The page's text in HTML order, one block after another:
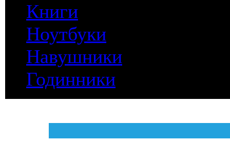
Книги
Ноутбуки
Навушники
Годинники